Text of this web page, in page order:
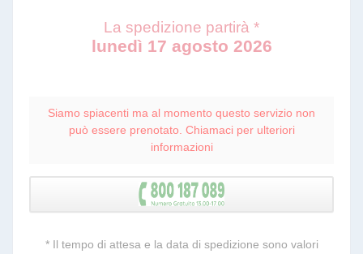
La spedizione partirà *
lunedì 17 agosto 2026
Siamo spiacenti ma al momento questo servizio non
può essere prenotato. Chiamaci per ulteriori
informazioni
* Il tempo di attesa e la data di spedizione sono valori